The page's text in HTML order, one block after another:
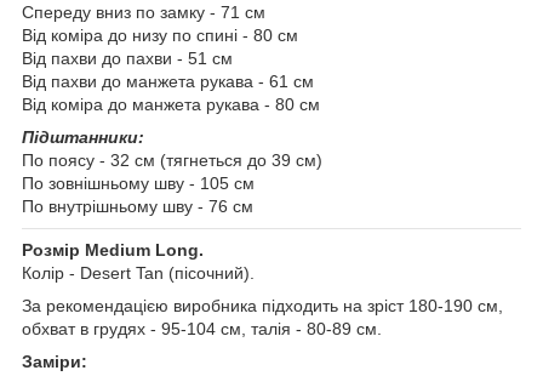
Спереду вниз по замку - 71 см
Від коміра до низу по спині - 80 см
Від пахви до пахви - 51 см
Від пахви до манжета рукава - 61 см
Від коміра до манжета рукава - 80 см
Підштанники:
По поясу - 32 см (тягнеться до 39 см)
По зовнішньому шву - 105 см
По внутрішньому шву - 76 см
Розмір Medium Long.
Колір - Desert Tan (пісочний).
За рекомендацією виробника підходить на зріст 180-190 см,
обхват в грудях - 95-104 см, талія - 80-89 см.
Заміри: